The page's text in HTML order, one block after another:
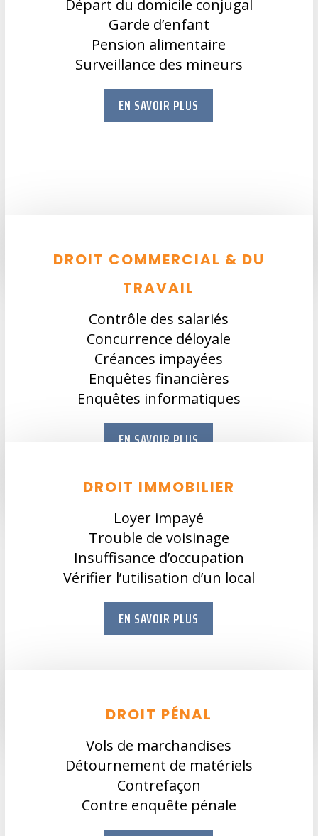
Départ du domicile conjugal
Garde d’enfant
Pension alimentaire
Surveillance des mineurs
EN SAVOIR PLUS
DROIT COMMERCIAL & DU
TRAVAIL
Contrôle des salariés
Concurrence déloyale
Créances impayées
Enquêtes financières
Enquêtes informatiques
EN SAVOIR PLUS
DROIT IMMOBILIER
Loyer impayé
Trouble de voisinage
Insuffisance d’occupation
Vérifier l’utilisation d’un local
EN SAVOIR PLUS
DROIT PÉNAL
Vols de marchandises
Détournement de matériels
Contrefaçon
Contre enquête pénale